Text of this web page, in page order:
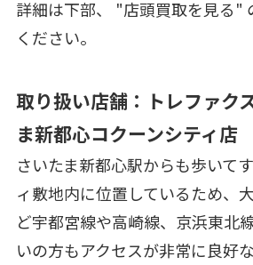
詳細は下部、 "店頭買取を見る"
ください。
取り扱い店舗：トレファク
ま新都心コクーンシティ店
さいたま新都心駅からも歩いて
ィ敷地内に位置しているため、
ど宇都宮線や高崎線、京浜東北
いの方もアクセスが非常に良好な